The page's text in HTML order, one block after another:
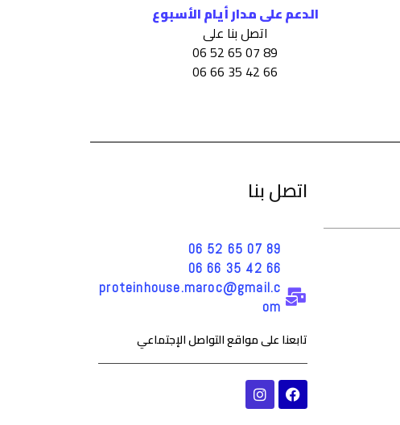
الدعم على مدار أيام الأسبوع
اتصل بنا على
89 07 65 52 06
66 42 35 66 06
اتصل بنا
89 07 65 52 06
66 42 35 66 06
proteinhouse.maroc@gmail.c
om
تابعنا على مواقع التواصل الإجتماعي
F
a
c
I
n
s